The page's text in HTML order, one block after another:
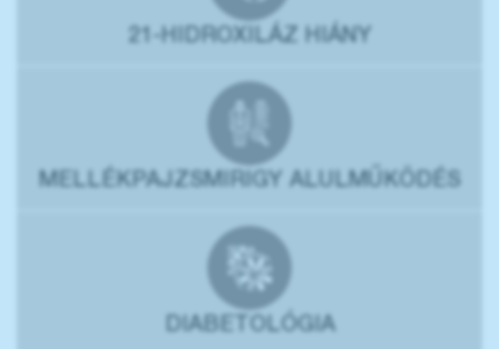
21-HIDROXILÁZ HIÁNY
MELLÉKPAJZSMIRIGY ALULMŰKÖDÉS
DIABETOLÓGIA